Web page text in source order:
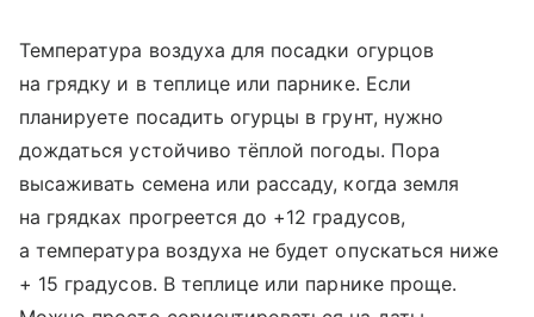
Температура воздуха для посадки огурцов
на грядку и в теплице или парнике. Если
планируете посадить огурцы в грунт, нужно
дождаться устойчиво тёплой погоды. Пора
высаживать семена или рассаду, когда земля
на грядках прогреется до +12 градусов,
а температура воздуха не будет опускаться ниже
+ 15 градусов. В теплице или парнике проще.